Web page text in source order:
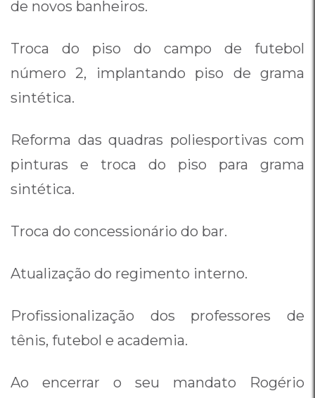
de novos banheiros.
Troca do piso do campo de futebol
número 2, implantando piso de grama
sintética.
Reforma das quadras poliesportivas com
pinturas e troca do piso para grama
sintética.
Troca do concessionário do bar.
Atualização do regimento interno.
Profissionalização dos professores de
tênis, futebol e academia.
Ao encerrar o seu mandato Rogério